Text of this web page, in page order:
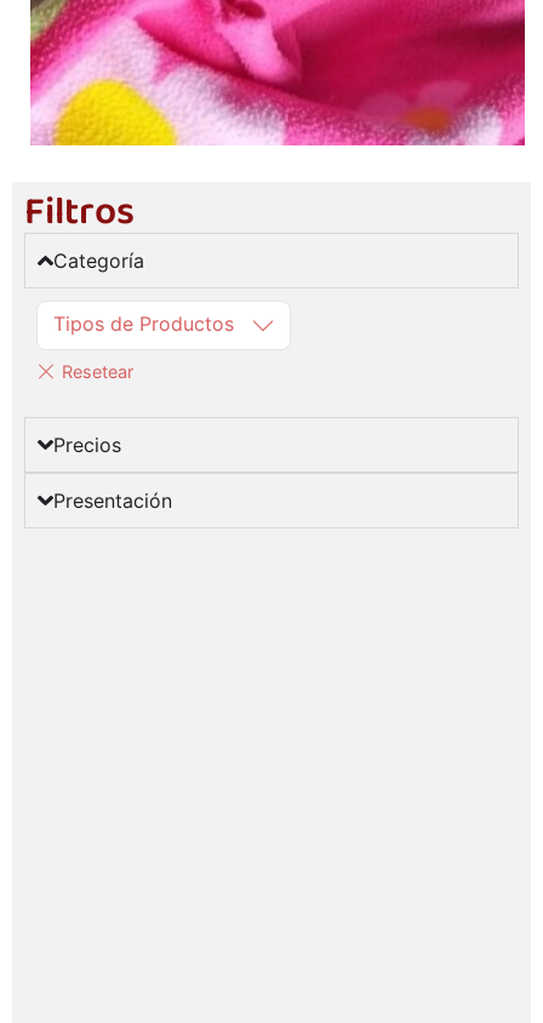
Filtros
Categoría
Tipos de Productos
Precios
Presentación